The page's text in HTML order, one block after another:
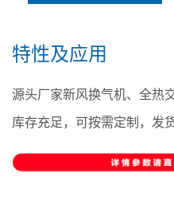
特性及应用
源头厂家新风换气机、全热
库存充足，可按需定制，发